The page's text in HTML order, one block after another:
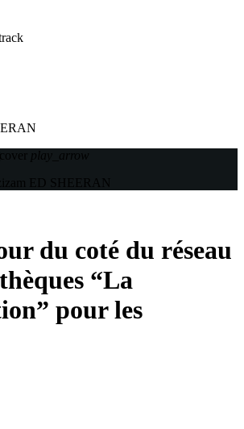
play_arrow
ED SHEERAN
du coté du réseau
“La
pour les